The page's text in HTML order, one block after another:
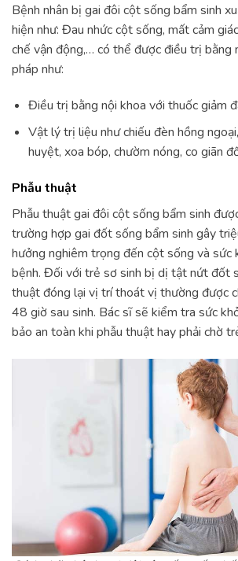
Bệnh nhân bị gai đôi cột sống bẩm sinh
hiện như: Đau nhức cột sống, mất cảm
chế vận động,… có thể được điều trị bằng
pháp như:
Điều trị bằng nội khoa với thuốc giảm
Vật lý trị liệu như chiếu đèn hồng
huyệt, xoa bóp, chườm nóng, co giãn
Phẫu thuật
Phẫu thuật gai đôi cột sống bẩm sinh
trường hợp gai đốt sống bẩm sinh gây
hưởng nghiêm trọng đến cột sống và sức
bệnh. Đối với trẻ sơ sinh bị dị tật nứt đốt
thuật đóng lại vị trí thoát vị thường được
48 giờ sau sinh. Bác sĩ sẽ kiểm tra sức
bảo an toàn khi phẫu thuật hay phải chờ